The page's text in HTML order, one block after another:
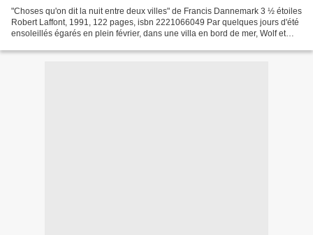
"Choses qu'on dit la nuit entre deux villes" de Francis Dannemark 3 ½ étoiles
Robert Laffont, 1991, 122 pages, isbn 2221066049 Par quelques jours d'été
ensoleillés égarés en plein février, dans une villa en bord de mer, Wolf et